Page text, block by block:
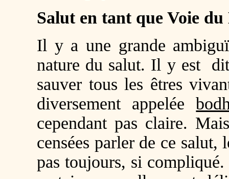
Salut en tant que Voie
Il y a une grande
nature du salut. Il y est
sauver tous les êtres
diversement appelée
cependant pas claire.
censées parler de ce
pas toujours, si compliqué.